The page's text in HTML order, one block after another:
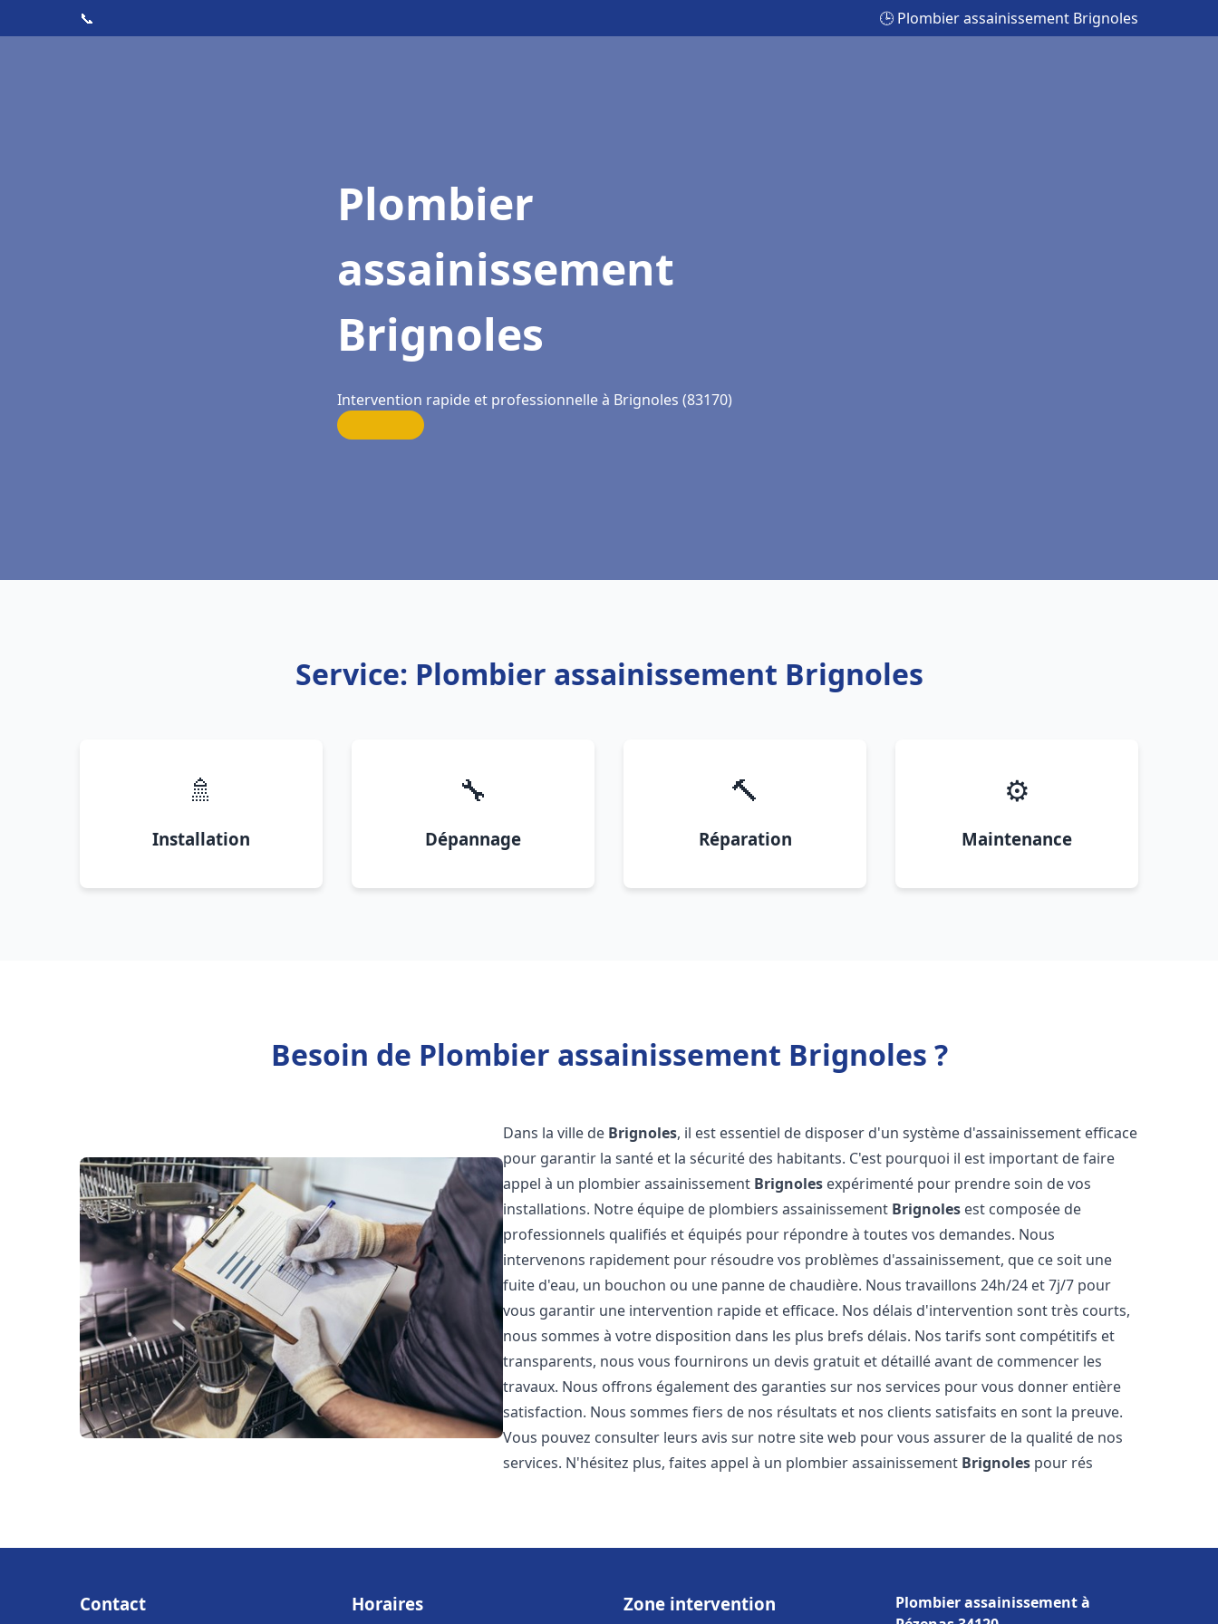
📞 🕒 Plombier assainissement Brignoles
Plombier
assainissement
Brignoles
Intervention rapide et professionnelle à Brignoles (83170)
Service: Plombier assainissement Brignoles
🚿
Installation
🔧
Dépannage
🔨
Réparation
⚙️
Maintenance
Besoin de Plombier assainissement Brignoles ?
Dans la ville de Brignoles, il est essentiel de disposer d'un système d'assainissement efficace
pour garantir la santé et la sécurité des habitants. C'est pourquoi il est important de faire
appel à un plombier assainissement Brignoles expérimenté pour prendre soin de vos
installations. Notre équipe de plombiers assainissement Brignoles est composée de
professionnels qualifiés et équipés pour répondre à toutes vos demandes. Nous
intervenons rapidement pour résoudre vos problèmes d'assainissement, que ce soit une
fuite d'eau, un bouchon ou une panne de chaudière. Nous travaillons 24h/24 et 7j/7 pour
vous garantir une intervention rapide et efficace. Nos délais d'intervention sont très courts,
nous sommes à votre disposition dans les plus brefs délais. Nos tarifs sont compétitifs et
transparents, nous vous fournirons un devis gratuit et détaillé avant de commencer les
travaux. Nous offrons également des garanties sur nos services pour vous donner entière
satisfaction. Nous sommes fiers de nos résultats et nos clients satisfaits en sont la preuve.
Vous pouvez consulter leurs avis sur notre site web pour vous assurer de la qualité de nos
services. N'hésitez plus, faites appel à un plombier assainissement Brignoles pour rés
Contact Horaires Zone intervention
Plombier assainissement à